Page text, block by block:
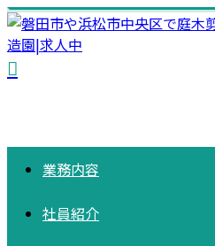
業務内容
社員紹介